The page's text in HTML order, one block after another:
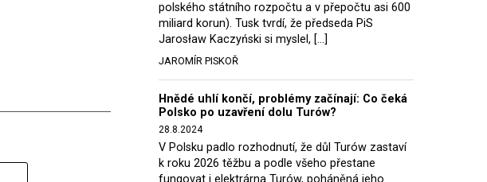
polského státního rozpočtu a v přepočtu asi 600
miliard korun). Tusk tvrdí, že předseda PiS
Jarosław Kaczyński si myslel, […]
JAROMÍR PISKOŘ
Hnědé uhlí končí, problémy začínají: Co čeká
Polsko po uzavření dolu Turów?
28.8.2024
V Polsku padlo rozhodnutí, že důl Turów zastaví
k roku 2026 těžbu a podle všeho přestane
fungovat i elektrárna Turów, poháněná jeho